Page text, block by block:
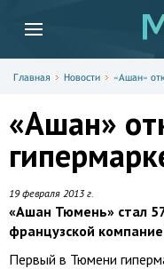
Главная Новости «Ашан»
«Ашан»
19 февраля 2013 г.
«Ашан Тюмень» стал
французской
Первый в Тюмени